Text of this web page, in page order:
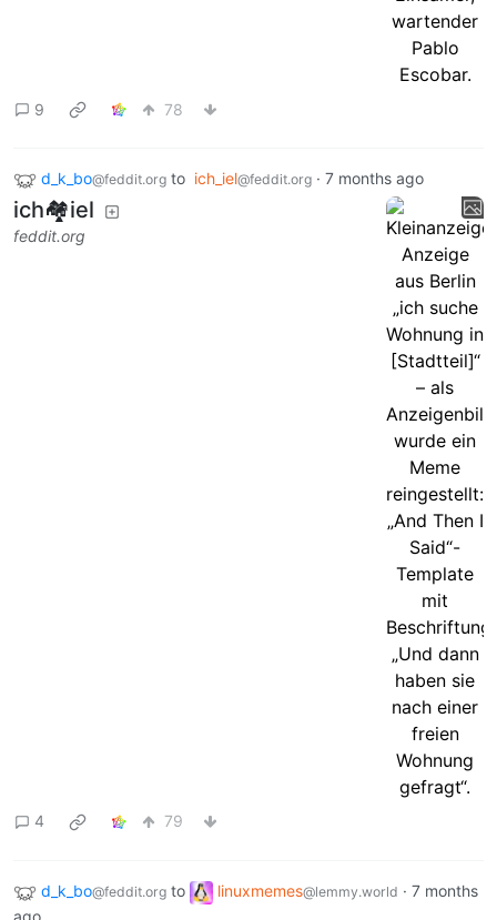
9 78
d_k_bo@feddit.org to ich_iel@feddit.org · 7 months ago
ich🏘️iel
feddit.org
4 79
d_k_bo@feddit.org to linuxmemes@lemmy.world · 7 months
ago